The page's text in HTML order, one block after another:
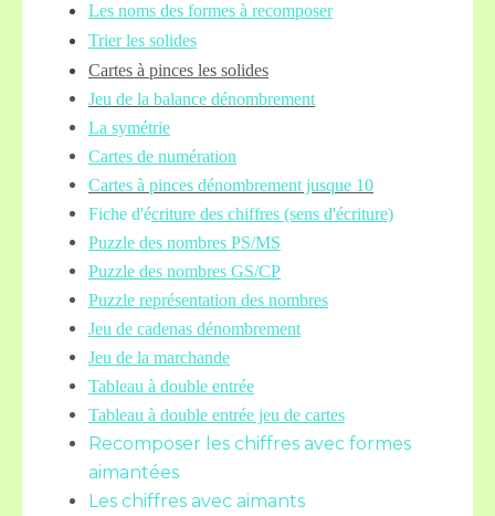
Les noms des formes à recomposer
Trier les solides
Cartes à pinces les solides
Jeu de la balance dénombrement
La symétrie
Cartes de numération
Cartes à pinces dénombrement jusque 10
Fiche d'écriture des chiffres (sens d'écriture)
Puzzle des nombres PS/MS
Puzzle des nombres GS/CP
Puzzle représentation des nombres
Jeu de cadenas dénombrement
Jeu de la marchande
Tableau à double entrée
Tableau à double entrée jeu de cartes
Recomposer les chiffres avec formes
aimantées
Les chiffres avec aimants